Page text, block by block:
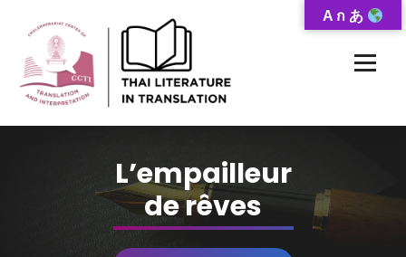
Content
L’empailleur
de rêves
A ก あ